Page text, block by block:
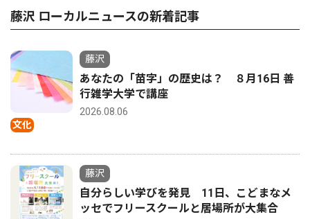
藤沢 ローカルニュースの新着記事
文化
藤沢
あなたの「苗字」の歴史は？ ８月16日 善
行雑学大学で講座
2026.08.06
藤沢
自分らしい学びを発見 11日、こどまなメ
ッセでフリースクールと居場所が大集合